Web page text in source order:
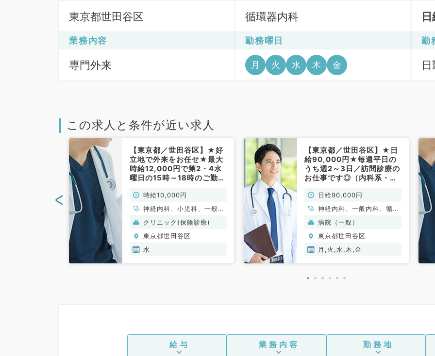
東京都世田谷区 循環器内科
業務内容
専門外来
勤務曜日
月 火 水 木 金
勤
この求人と条件が近い求人
【東京都／世田谷区】★好
立地で外来をお任せ★最大
時給12,000円で第2・4水
曜日の15時～18時のご勤務
非常勤）
時給10,000円
神経内科、小児科、一般内
科、循環器内科、呼吸器内
科、消化器内科、内分泌・
代謝内科、腎臓内科、老年
内科、血液内科、膠原病科
クリニック(保険診療)
東京都世田谷区
水
【東京都／世田谷区】★日
給90,000円★毎週平日の
うち週2～3日／訪問診療の
お仕事です◎（内科系・外
日給90,000円
神経内科、一般内科、循環
器内科、呼吸器内科、消化
器内科、内分泌・代謝内
科、腎臓内科、老年内科、
血液内科、膠原病科
病院（一般）
東京都世田谷区
月,火,水,木,金
<
給与 業務内容 勤務地